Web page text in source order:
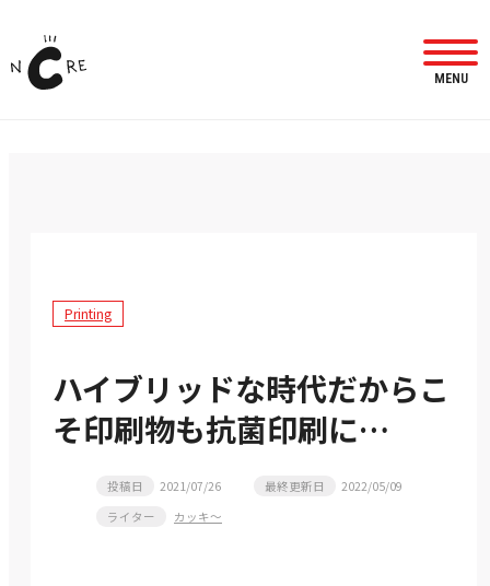
MENU
Printing
ハイブリッドな時代だからこ
そ印刷物も抗菌印刷に…
投稿日 2021/07/26 最終更新日
2022/05/09
ライター
カッキ～